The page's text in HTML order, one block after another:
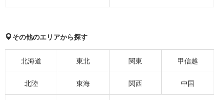
その他のエリアから探す
北海道 東北 関東 甲信越
北陸 東海 関西 中国